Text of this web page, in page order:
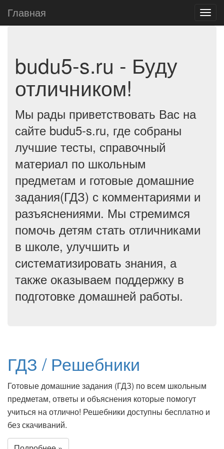
Главная
budu5-s.ru - Буду
отличником!
Мы рады приветствовать Вас на
сайте budu5-s.ru, где собраны
лучшие тесты, справочный
материал по школьным
предметам и готовые домашние
задания(ГДЗ) с комментариями и
разъяснениями. Мы стремимся
помочь детям стать отличниками
в школе, улучшить и
систематизировать знания, а
также оказываем поддержку в
подготовке домашней работы.
ГДЗ / Решебники
Готовые домашние задания (ГДЗ) по всем школьным
предметам, ответы и объяснения которые помогут
учиться на отлично! Решебники доступны бесплатно и
без скачиваний.